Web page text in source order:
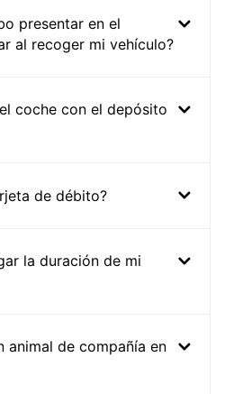
presentar en el
al recoger mi vehículo?
coche con el depósito
de débito?
la duración de mi
animal de compañía en